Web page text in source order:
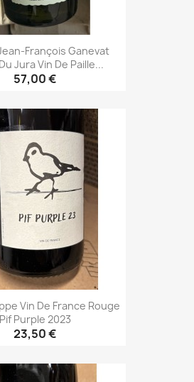
François Ganevat
Jura Vin De Paille...
57,00 €
Vin De France Rouge
Pif Purple 2023
23,50 €